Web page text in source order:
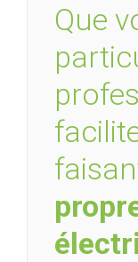
Que